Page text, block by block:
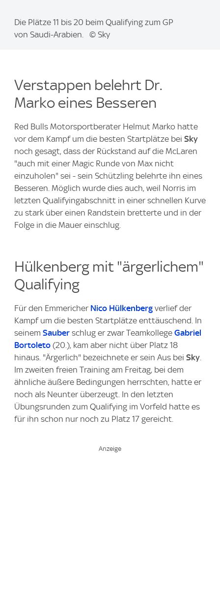
m
Die Plätze 11 bis 20 beim Qualifying zum GP
von Saudi-Arabien. © Sky
Verstappen belehrt Dr.
Marko eines Besseren
Red Bulls Motorsportberater Helmut Marko hatte
vor dem Kampf um die besten Startplätze bei Sky
noch gesagt, dass der Rückstand auf die McLaren
"auch mit einer Magic Runde von Max nicht
einzuholen" sei - sein Schützling belehrte ihn eines
Besseren. Möglich wurde dies auch, weil Norris im
letzten Qualifyingabschnitt in einer schnellen Kurve
zu stark über einen Randstein bretterte und in der
Folge in die Mauer einschlug.
Hülkenberg mit "ärgerlichem"
Qualifying
Für den Emmericher Nico Hülkenberg verlief der
Kampf um die besten Startplätze enttäuschend. In
seinem Sauber schlug er zwar Teamkollege Gabriel
Bortoleto (20.), kam aber nicht über Platz 18
hinaus. "Ärgerlich" bezeichnete er sein Aus bei Sky.
Im zweiten freien Training am Freitag, bei dem
ähnliche äußere Bedingungen herrschten, hatte er
noch als Neunter überzeugt. In den letzten
Übungsrunden zum Qualifying im Vorfeld hatte es
für ihn schon nur noch zu Platz 17 gereicht.